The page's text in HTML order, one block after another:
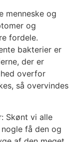
menneske og
og
fordele.
bakterier er
der er
overfor
så overvindes
Skønt vi alle
få den og